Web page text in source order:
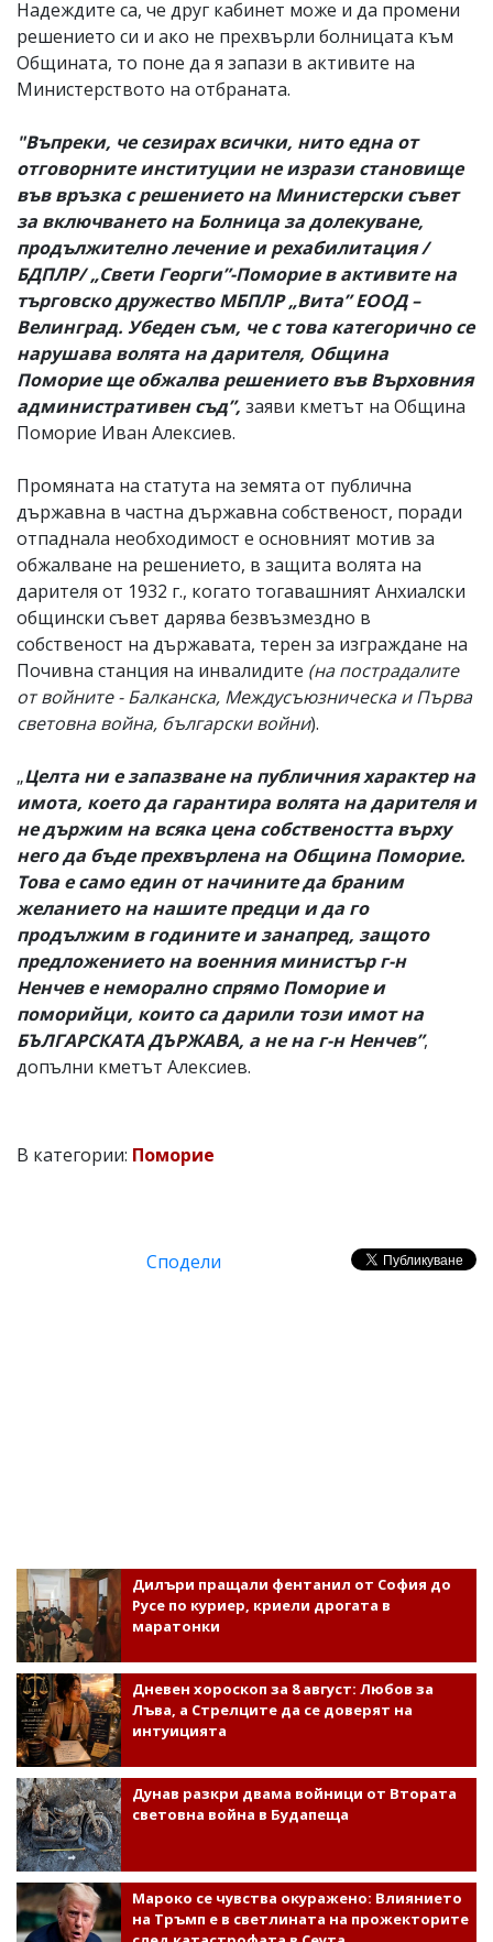
Надеждите са, че друг кабинет може и да промени
решението си и ако не прехвърли болницата към
Общината, то поне да я запази в активите на
Министерството на отбраната.
"Въпреки, че сезирах всички, нито една от
отговорните институции не изрази становище
във връзка с решението на Министерски съвет
за включването на Болница за долекуване,
продължително лечение и рехабилитация /
БДПЛР/ „Свети Георги”-Поморие в активите на
търговско дружество МБПЛР „Вита” ЕООД –
Велинград. Убеден съм, че с това категорично се
нарушава волята на дарителя, Община
Поморие ще обжалва решението във Върховния
административен съд”, заяви кметът на Община
Поморие Иван Алексиев.
Промяната на статута на земята от публична
държавна в частна държавна собственост, поради
отпаднала необходимост е основният мотив за
обжалване на решението, в защита волята на
дарителя от 1932 г., когато тогавашният Анхиалски
общински съвет дарява безвъзмездно в
собственост на държавата, терен за изграждане на
Почивна станция на инвалидите (на пострадалите
от войните - Балканска, Междусъюзническа и Първа
световна война, български войни).
„Целта ни е запазване на публичния характер на
имота, което да гарантира волята на дарителя и
не държим на всяка цена собствеността върху
него да бъде прехвърлена на Община Поморие.
Това е само един от начините да браним
желанието на нашите предци и да го
продължим в годините и занапред, защото
предложението на военния министър г-н
Ненчев е неморално спрямо Поморие и
поморийци, които са дарили този имот на
БЪЛГАРСКАТА ДЪРЖАВА, а не на г-н Ненчев”,
допълни кметът Алексиев.
В категории: Поморие
Сподели
Дилъри пращали фентанил от София до
Русе по куриер, криели дрогата в
маратонки
Дневен хороскоп за 8 август: Любов за
Лъва, а Стрелците да се доверят на
интуицията
Дунав разкри двама войници от Втората
световна война в Будапеща
Мароко се чувства окуражено: Влиянието
на Тръмп е в светлината на прожекторите